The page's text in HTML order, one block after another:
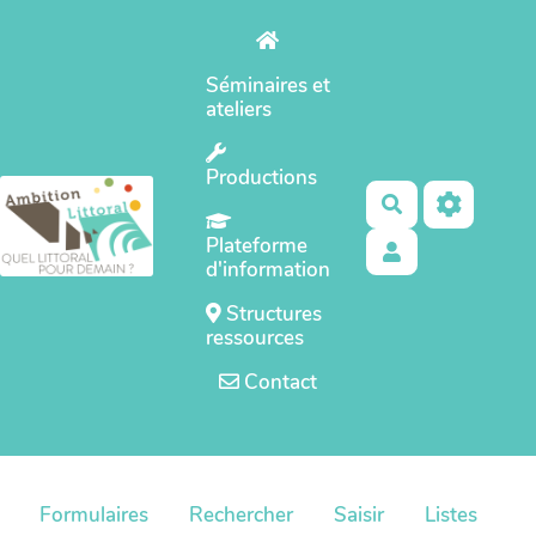
Séminaires et
ateliers
Productions
Plateforme
d'information
Structures
ressources
Contact
Rechercher
Formulaires Rechercher Saisir Listes